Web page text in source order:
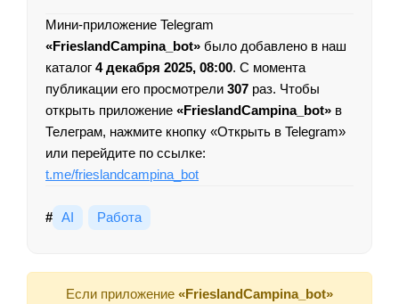
Мини-приложение Telegram
«FrieslandCampina_bot» было добавлено в наш
каталог 4 декабря 2025, 08:00. С момента
публикации его просмотрели 307 раз. Чтобы
открыть приложение «FrieslandCampina_bot» в
Телеграм, нажмите кнопку «Открыть в Telegram»
или перейдите по ссылке:
t.me/frieslandcampina_bot
# AI Работа
Если приложение «FrieslandCampina_bot»